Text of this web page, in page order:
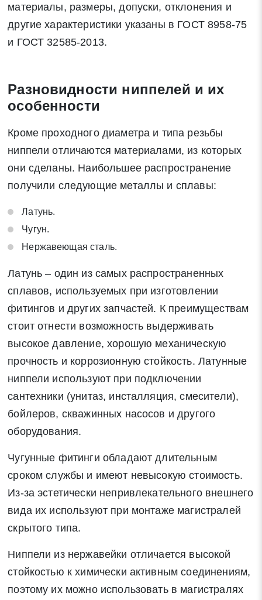
материалы, размеры, допуски, отклонения и
другие характеристики указаны в ГОСТ 8958-75
и ГОСТ 32585-2013.
Разновидности ниппелей и их
особенности
Кроме проходного диаметра и типа резьбы
ниппели отличаются материалами, из которых
они сделаны. Наибольшее распространение
получили следующие металлы и сплавы:
Латунь.
Чугун.
Нержавеющая сталь.
Латунь – один из самых распространенных
сплавов, используемых при изготовлении
фитингов и других запчастей. К преимуществам
стоит отнести возможность выдерживать
высокое давление, хорошую механическую
прочность и коррозионную стойкость. Латунные
ниппели используют при подключении
сантехники (унитаз, инсталляция, смесители),
бойлеров, скважинных насосов и другого
оборудования.
Чугунные фитинги обладают длительным
сроком службы и имеют невысокую стоимость.
Из-за эстетически непривлекательного внешнего
вида их используют при монтаже магистралей
скрытого типа.
Ниппели из нержавейки отличается высокой
стойкостью к химически активным соединениям,
поэтому их можно использовать в магистралях